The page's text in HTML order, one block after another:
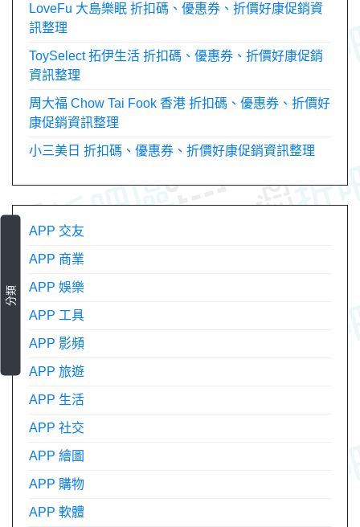
LoveFu 大島樂眠 折扣碼、優惠券、折價好康促銷資
訊整理
ToySelect 拓伊生活 折扣碼、優惠券、折價好康促銷
資訊整理
周大福 Chow Tai Fook 香港 折扣碼、優惠券、折價好
康促銷資訊整理
小三美日 折扣碼、優惠券、折價好康促銷資訊整理
分類
APP 交友
APP 商業
APP 娛樂
APP 工具
APP 影頻
APP 旅遊
APP 生活
APP 社交
APP 繪圖
APP 購物
APP 軟體